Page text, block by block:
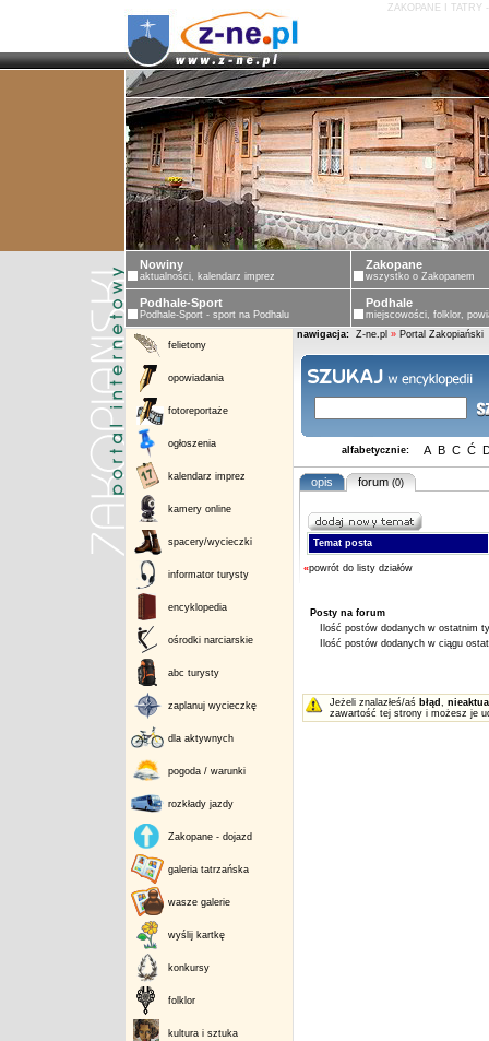
ZAKOPANE I TATRY
Nowiny
aktualności, kalendarz imprez
Zakopane
wszystko o Zakopanem
Podhale-Sport
Podhale-Sport - sport na Podhalu
Podhale
miejscowości, folklor,
felietony
opowiadania
fotoreportaże
ogłoszenia
kalendarz imprez
kamery online
spacery/wycieczki
informator turysty
encyklopedia
ośrodki narciarskie
abc turysty
zaplanuj wycieczkę
dla aktywnych
pogoda / warunki
rozkłady jazdy
Zakopane - dojazd
galeria tatrzańska
wasze galerie
wyślij kartkę
konkursy
folklor
kultura i sztuka
nawigacja: Z-ne.pl » Portal Zakopiański
alfabetycznie: A B C Ć
opis forum (0)
Temat posta
«powrót do listy działów
Posty na forum
Ilość postów dodanych w ostatnim
Ilość postów dodanych w ciągu
Jeżeli znalazłeś/aś błąd ,
zawartość tej strony i możesz je